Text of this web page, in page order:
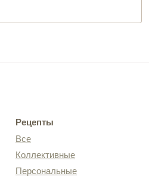
Рецепты
Все
Коллективные
Персональные